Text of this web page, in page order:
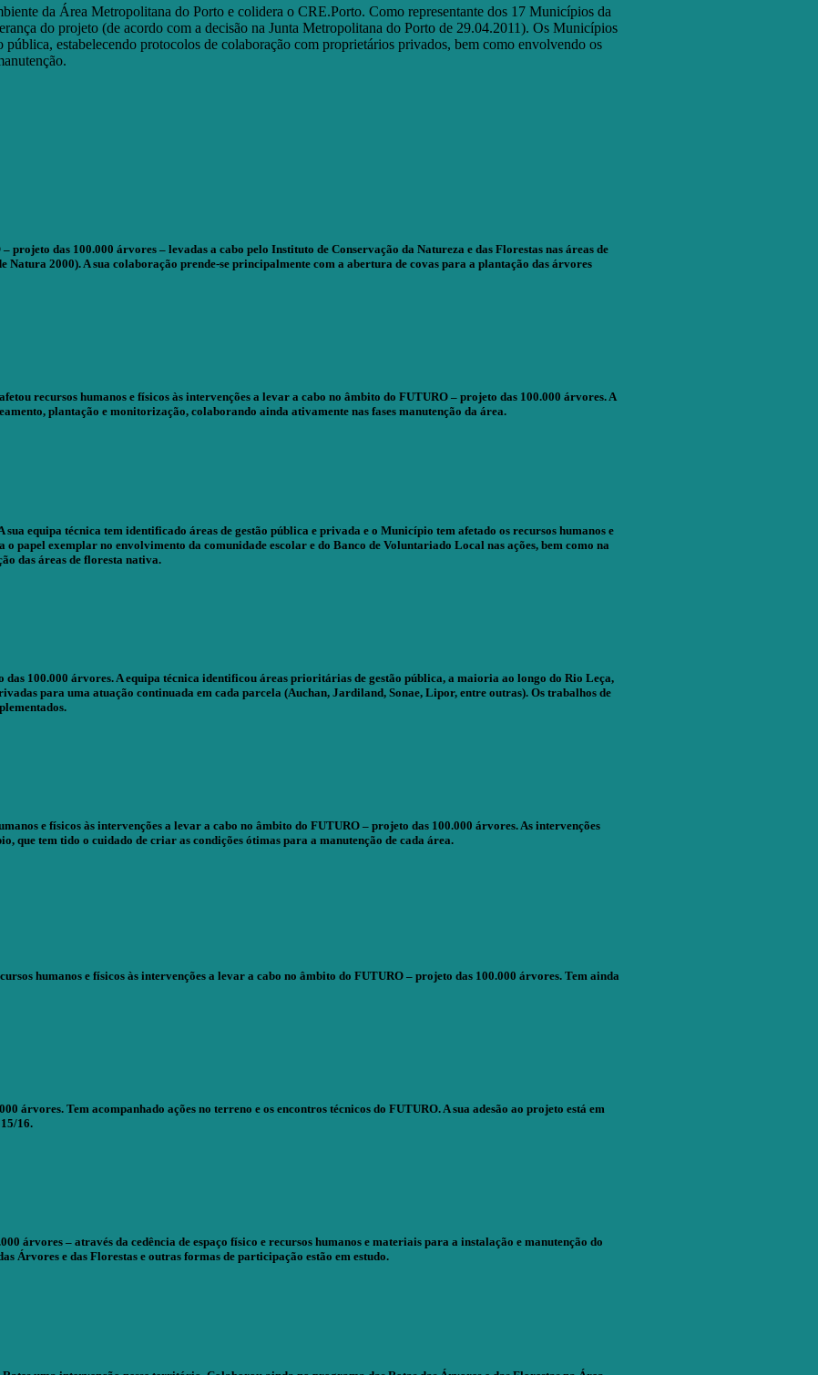
da Área Metropolitana do Porto e colidera o CRE.Porto. Como representante dos 17 Municípios da
do projeto (de acordo com a decisão na Junta Metropolitana do Porto de 29.04.2011). Os Municípios
estabelecendo protocolos de colaboração com proprietários privados, bem como envolvendo os
das 100.000 árvores – levadas a cabo pelo Instituto de Conservação da Natureza e das Florestas nas áreas de
2000). A sua colaboração prende-se principalmente com a abertura de covas para a plantação das árvores
recursos humanos e físicos às intervenções a levar a cabo no âmbito do FUTURO – projeto das 100.000 árvores. A
plantação e monitorização, colaborando ainda ativamente nas fases manutenção da área.
equipa técnica tem identificado áreas de gestão pública e privada e o Município tem afetado os recursos humanos e
papel exemplar no envolvimento da comunidade escolar e do Banco de Voluntariado Local nas ações, bem como na
das áreas de floresta nativa.
100.000 árvores. A equipa técnica identificou áreas prioritárias de gestão pública, a maioria ao longo do Rio Leça,
para uma atuação continuada em cada parcela (Auchan, Jardiland, Sonae, Lipor, entre outras). Os trabalhos de
e físicos às intervenções a levar a cabo no âmbito do FUTURO – projeto das 100.000 árvores. As intervenções
que tem tido o cuidado de criar as condições ótimas para a manutenção de cada área.
humanos e físicos às intervenções a levar a cabo no âmbito do FUTURO – projeto das 100.000 árvores. Tem ainda
árvores. Tem acompanhado ações no terreno e os encontros técnicos do FUTURO. A sua adesão ao projeto está em
16.
árvores – através da cedência de espaço físico e recursos humanos e materiais para a instalação e manutenção do
Árvores e das Florestas e outras formas de participação estão em estudo.